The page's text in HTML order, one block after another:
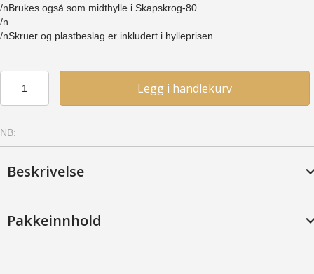
/nBrukes også som midthylle i Skapskrog-80.
/n
/nSkruer og plastbeslag er inkludert i hylleprisen.
30x78
-
Kirsebær
antall
Legg i handlekurv
NB:
Beskrivelse
Pakkeinnhold